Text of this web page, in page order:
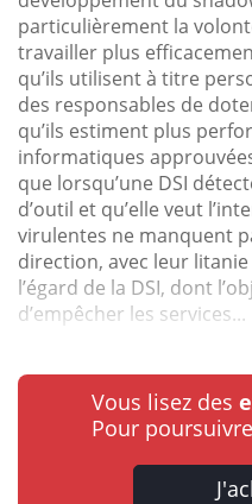
particulièrement la
travailler plus
qu’ils utilisent à titre
des responsables de
qu’ils estiment plus
informatiques
que lorsqu’une DSI
d’outil et qu’elle veut
virulentes ne manquent
direction, avec leur
l’égard de la DSI, dont
d’empêcher les services...
Vous lisez des
Pour